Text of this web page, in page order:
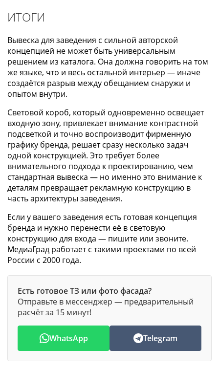
ИТОГИ
Вывеска для заведения с сильной авторской
концепцией не может быть универсальным
решением из каталога. Она должна говорить на том
же языке, что и весь остальной интерьер — иначе
создаётся разрыв между обещанием снаружи и
опытом внутри.
Световой короб, который одновременно освещает
входную зону, привлекает внимание контрастной
подсветкой и точно воспроизводит фирменную
графику бренда, решает сразу несколько задач
одной конструкцией. Это требует более
внимательного подхода к проектированию, чем
стандартная вывеска — но именно это внимание к
деталям превращает рекламную конструкцию в
часть архитектуры заведения.
Если у вашего заведения есть готовая концепция
бренда и нужно перенести её в световую
конструкцию для входа — пишите или звоните.
МедиаГрад работает с такими проектами по всей
России с 2000 года.
Есть готовое ТЗ или фото фасада?
Отправьте в мессенджер — предварительный
расчёт за 15 минут!
WhatsApp Telegram